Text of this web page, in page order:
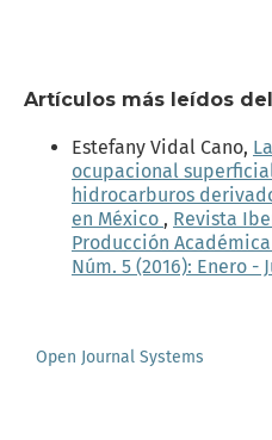
Artículos más leídos
Estefany Vidal Cano,
ocupacional
hidrocarburos
en México , Revista
Producción
Núm. 5 (2016): Enero -
Open Journal Systems